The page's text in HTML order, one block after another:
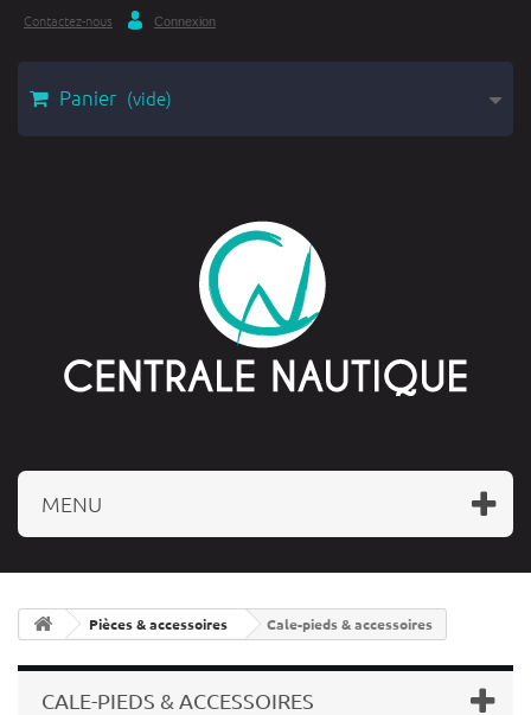
Contactez-nous Connexion
Panier (vide)
MENU
Pièces & accessoires Cale-pieds & accessoires
CALE-PIEDS & ACCESSOIRES